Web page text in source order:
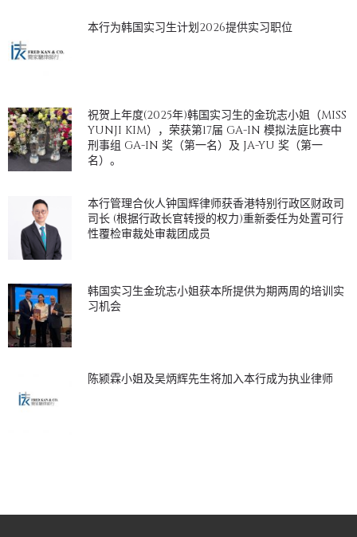
本行为韩国实习生计划2026提供实习职位
祝贺上年度(2025年)韩国实习生的金玧志小姐（MISS
YUNJI KIM），荣获第17届 GA-IN 模拟法庭比赛中
刑事组 GA-IN 奖（第一名）及 JA-YU 奖（第一
名）。
本行管理合伙人钟国辉律师获香港特别行政区财政司
司长 (根据行政长官转授的权力)重新委任为处置可行
性覆检审裁处审裁团成员
韩国实习生金玧志小姐获本所提供为期两周的培训实
习机会
陈颍霖小姐及吴炳辉先生将加入本行成为执业律师